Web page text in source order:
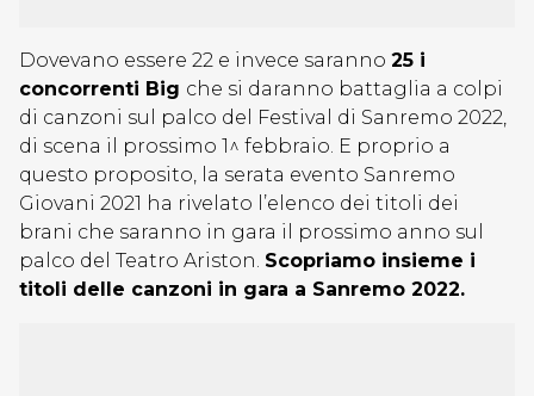
Dovevano essere 22 e invece saranno 25 i
concorrenti Big che si daranno battaglia a colpi
di canzoni sul palco del Festival di Sanremo 2022,
di scena il prossimo 1^ febbraio. E proprio a
questo proposito, la serata evento Sanremo
Giovani 2021 ha rivelato l’elenco dei titoli dei
brani che saranno in gara il prossimo anno sul
palco del Teatro Ariston. Scopriamo insieme i
titoli delle canzoni in gara a Sanremo 2022.